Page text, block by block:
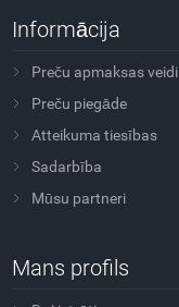
Informācija
Preču apmaksas veidi
Preču piegāde
Atteikuma tiesības
Sadarbība
Mūsu partneri
Mans profils